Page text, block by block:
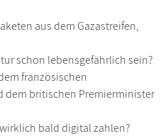
aus dem Gazastreifen,
schon lebensgefährlich sein?
französischen
dem britischen Premierminister
bald digital zahlen?